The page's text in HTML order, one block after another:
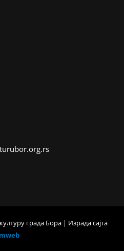
града Бора | Израда сајта
mweb